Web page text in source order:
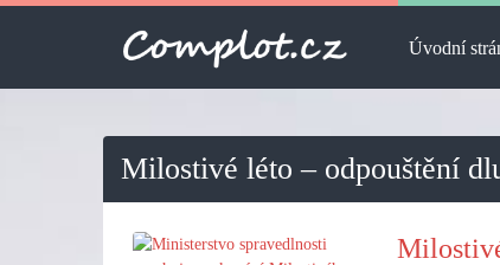
Úvodní
Milostivé léto – odpouštění